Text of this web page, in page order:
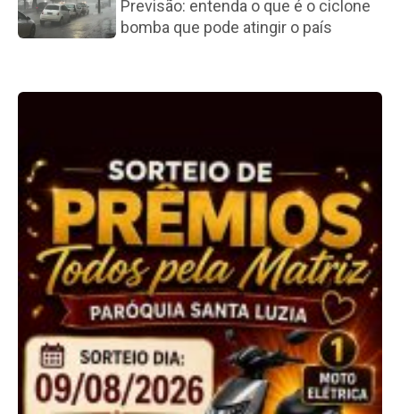
Previsão: entenda o que é o ciclone
bomba que pode atingir o país